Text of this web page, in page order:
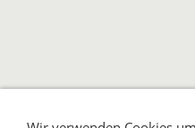
Impressum